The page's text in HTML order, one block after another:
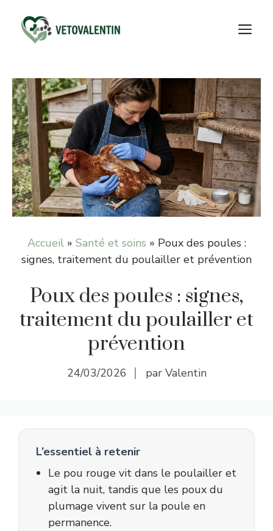
contenu
Accueil» Santé et soins » Poux des poules :
signes, traitement du poulailler et prévention
Poux des poules : signes,
traitement du poulailler et
prévention
24/03/2026 par Valentin
L’essentiel à retenir
Le pou rouge vit dans le poulailler et
agit la nuit, tandis que les poux du
plumage vivent sur la poule en
permanence.